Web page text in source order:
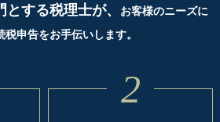
する税理士が、
お客様のニーズに
税申告をお手伝いします。
2